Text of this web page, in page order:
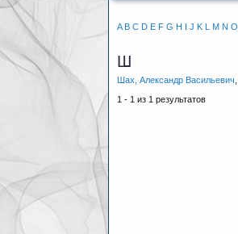
A B C D E F G H I J K L M N O
Ш
Шах, Александр Васильевич
1 - 1 из 1 результатов